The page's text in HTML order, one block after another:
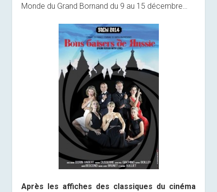
Monde du Grand Bornand du 9 au 15 décembre…
Après les affiches des classiques du cinéma